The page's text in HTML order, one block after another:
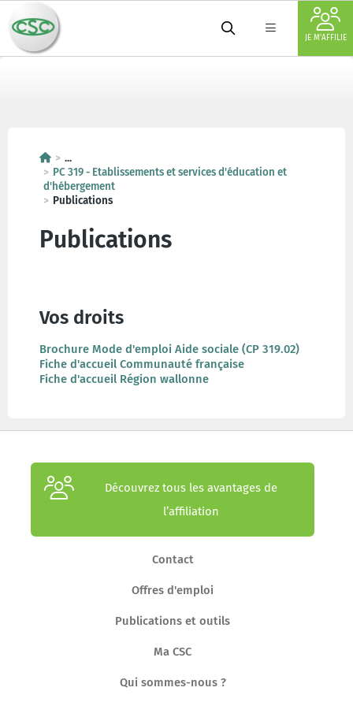
JE M'AFFILIE
...
PC 319 - Etablissements et services d'éducation et
d'hébergement
Publications
Publications
Vos droits
Brochure Mode d'emploi Aide sociale (CP 319.02)
Fiche d'accueil Communauté française
Fiche d'accueil Région wallonne
Découvrez tous les avantages de
l’affiliation
Contact
Offres d'emploi
Publications et outils
Ma CSC
Qui sommes-nous ?